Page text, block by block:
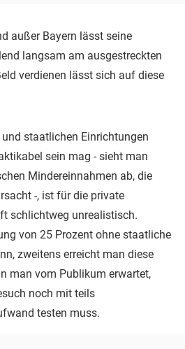
außer Bayern lässt seine
langsam am ausgestreckten
verdienen lässt sich auf diese
staatlichen Einrichtungen
sein mag - sieht man
Mindereinnahmen ab, die
-, ist für die private
schlichtweg unrealistisch.
von 25 Prozent ohne staatliche
zweitens erreicht man diese
man vom Publikum erwartet,
noch mit teils
testen muss.